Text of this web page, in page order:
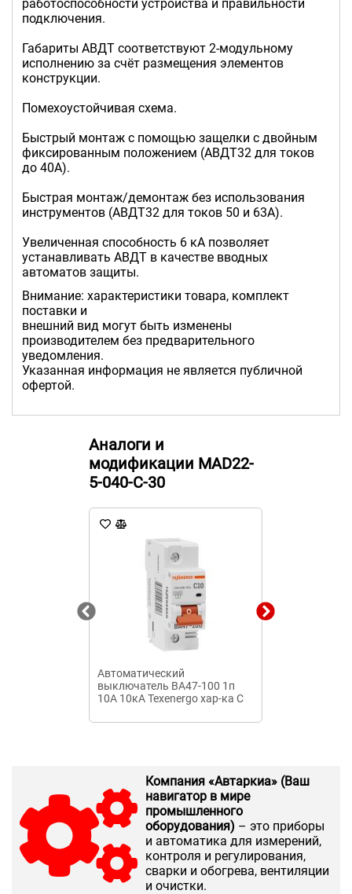
работоспособности устройства и правильности
подключения.
Габариты АВДТ соответствуют 2-модульному
исполнению за счёт размещения элементов
конструкции.
Помехоустойчивая схема.
Быстрый монтаж с помощью защелки с двойным
фиксированным положением (АВДТ32 для токов
до 40А).
Быстрая монтаж/демонтаж без использования
инструментов (АВДТ32 для токов 50 и 63A).
Увеличенная способность 6 кА позволяет
устанавливать АВДТ в качестве вводных
автоматов защиты.
Внимание: характеристики товара, комплект
поставки и
внешний вид могут быть изменены
производителем без предварительного
уведомления.
Указанная информация не является публичной
офертой.
Аналоги и
модификации MAD22-
5-040-C-30
Автоматический
выключатель ВА47-100 1п
10А 10кА Texenergo хар-ка С
Компания «Автаркиа» (Ваш
навигатор в мире
промышленного
оборудования) – это приборы
и автоматика для измерений,
контроля и регулирования,
сварки и обогрева, вентиляции
и очистки.